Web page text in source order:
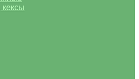
кексы